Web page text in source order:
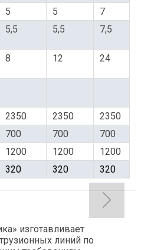
5 5
7
5,5 5,5 7,5
8 12 24
2350 2350
2350
700 700
700
1200 1200
1200
320 320 320
изготавливает
линий по